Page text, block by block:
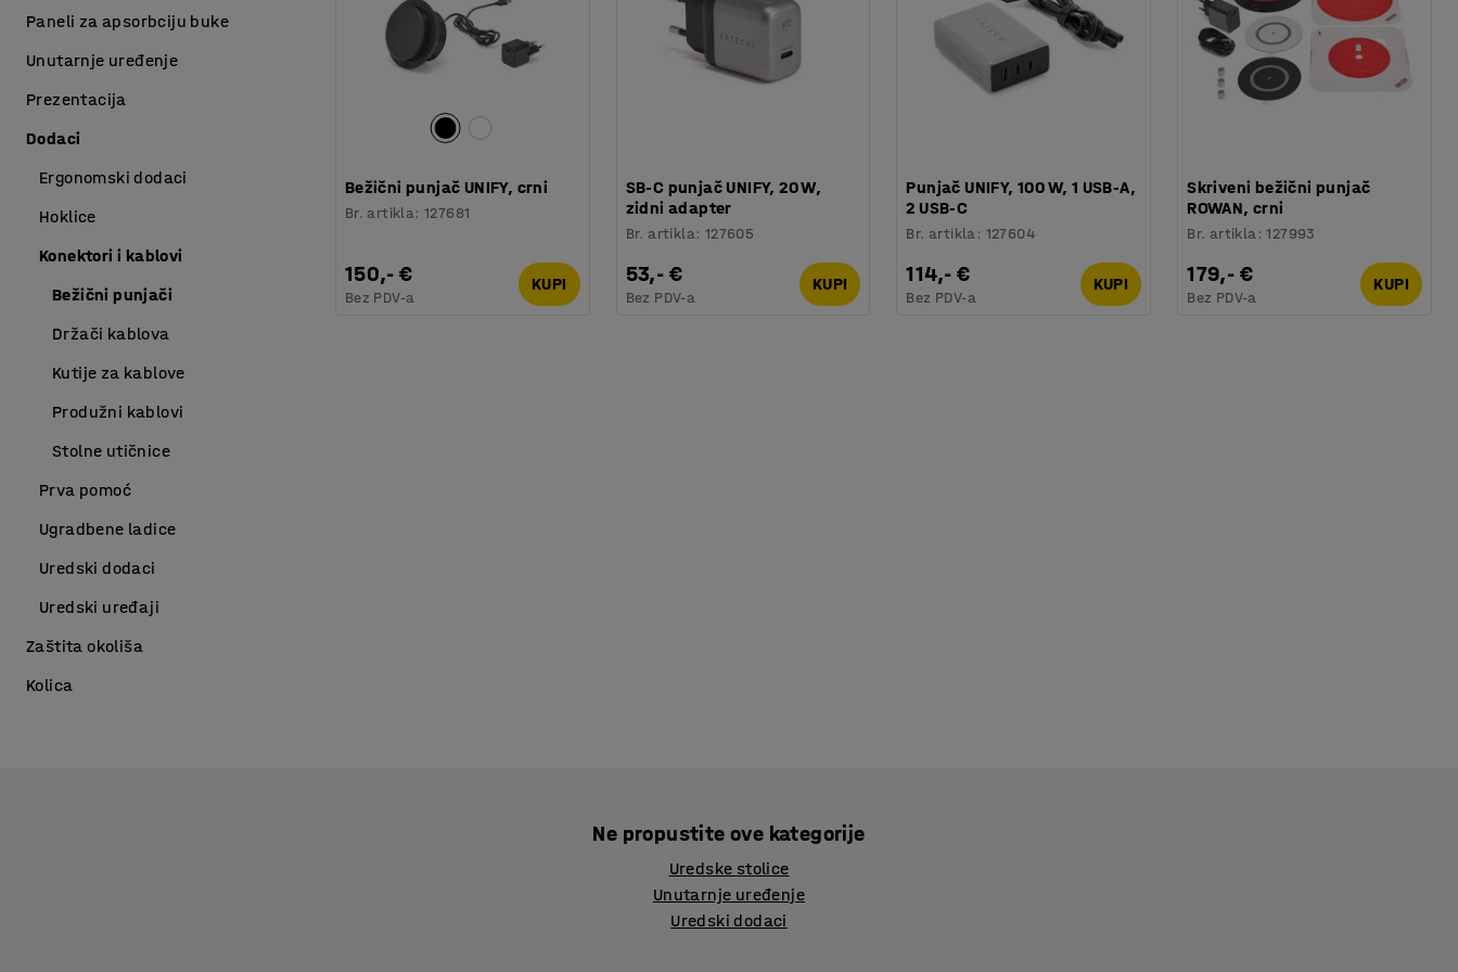
Bežični punjač UNIFY, crni
Br. artikla:127681
150,- €
Bez PDV-a
KUPI
SB-C punjač UNIFY, 20 W,
zidni adapter
Br. artikla: 127605
53,- €
Bez PDV-a
KUPI
Punjač UNIFY, 100 W, 1 USB-A,
2 USB-C
Br. artikla: 127604
114,- €
Bez PDV-a
KUPI
Skriveni bežični punjač
ROWAN, crni
Br. artikla:127993
179,- €
Bez PDV-a
KUPI
Paneli za apsorbciju buke
Unutarnje uređenje
Prezentacija
Dodaci
Ergonomski dodaci
Hoklice
Konektori i kablovi
Bežični punjači
Držači kablova
Kutije za kablove
Produžni kablovi
Stolne utičnice
Prva pomoć
Ugradbene ladice
Uredski dodaci
Uredski uređaji
Zaštita okoliša
Kolica
Ne propustite ove kategorije
Uredske stolice
Unutarnje uređenje
Uredski dodaci